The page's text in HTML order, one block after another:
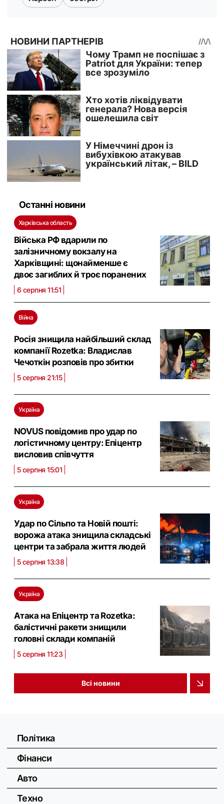
Останні новини
Харківська область
Війська РФ вдарили по
залізничному вокзалу на
Харківщині: щонайменше є
двоє загиблих й троє поранених
6 серпня 11:51
Війна
Росія знищила найбільший склад
компанії Rozetka: Владислав
Чечоткін розповів про збитки
5 серпня 21:15
Україна
NOVUS повідомив про удар по
логістичному центру: Eпіцентр
висловив співчуття
5 серпня 15:01
Україна
Удар по Сільпо та Новій пошті:
ворожа атака знищила складські
центри та забрала життя людей
5 серпня 13:38
Україна
Атака на Епіцентр та Rozetka:
балістичні ракети знищили
головні склади компаній
5 серпня 11:23
Всі новини
Політика
Фінанси
Авто
Техно